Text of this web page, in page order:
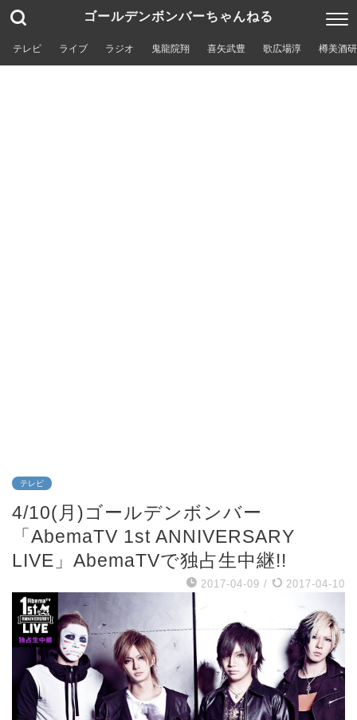
ゴールデンボンバーちゃんねる
テレビ ライブ ラジオ 鬼龍院翔 喜矢武豊 歌広場淳 樽美酒
テレビ
4/10(月)ゴールデンボンバー
「AbemaTV 1st ANNIVERSARY
LIVE」AbemaTVで独占生中継!!
2017-04-09 / 2017-04-10